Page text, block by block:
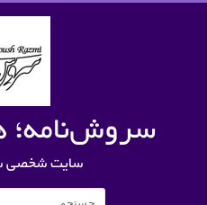
سروش‌نامه؛
سایت شخصی